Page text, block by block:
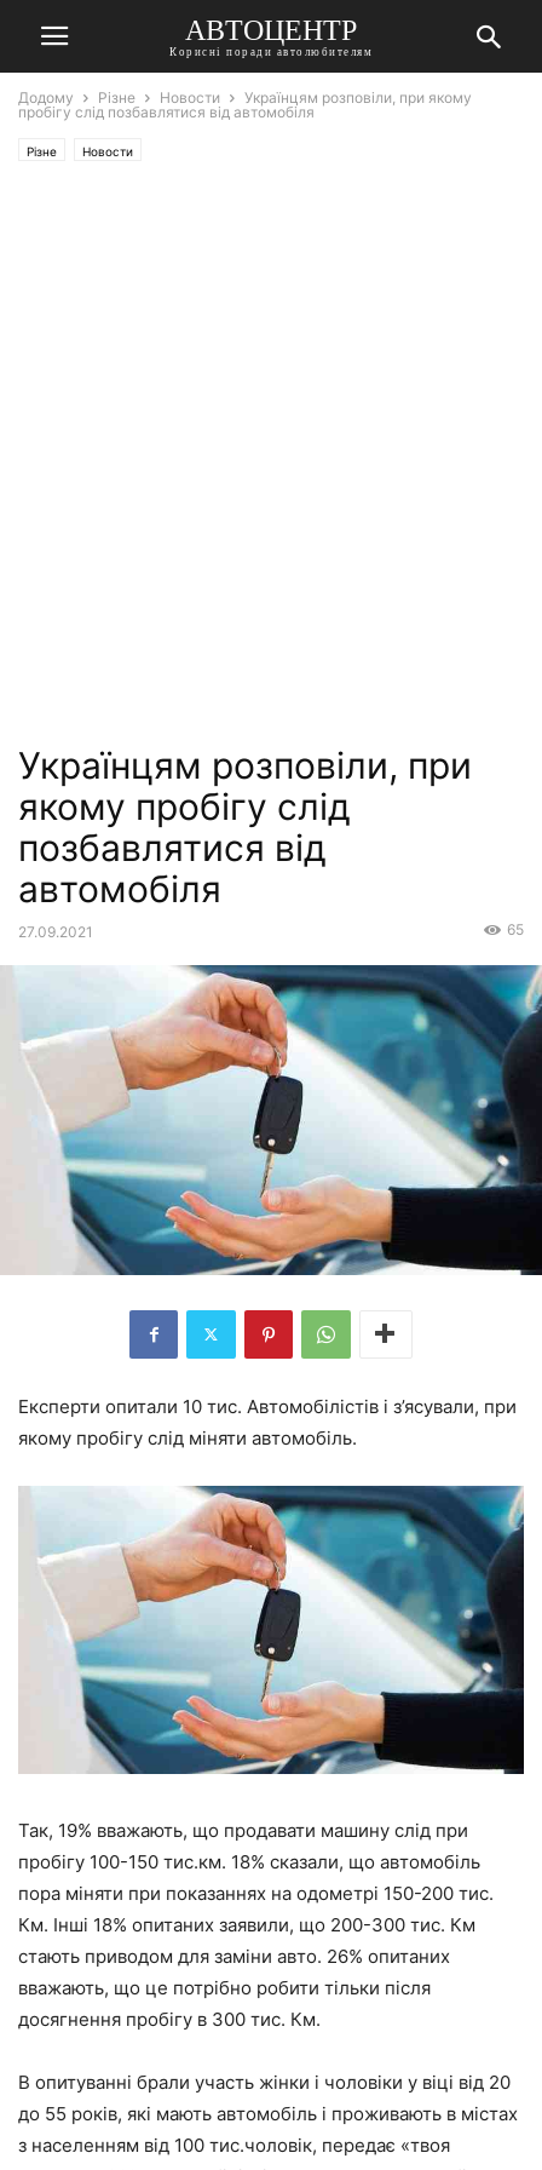
АВТОЦЕНТР
Корисні поради автолюбителям
Додому Різне Новости
Українцям розповіли, при якому
пробігу слід позбавлятися від автомобіля
Різне Новости
Українцям розповіли, при
якому пробігу слід
позбавлятися від
автомобіля
27.09.2021 65
Експерти опитали 10 тис. Автомобілістів і з’ясували, при
якому пробігу слід міняти автомобіль.
Так, 19% вважають, що продавати машину слід при
пробігу 100-150 тис.км. 18% сказали, що автомобіль
пора міняти при показаннях на одометрі 150-200 тис.
Км. Інші 18% опитаних заявили, що 200-300 тис. Км
стають приводом для заміни авто. 26% опитаних
вважають, що це потрібно робити тільки після
досягнення пробігу в 300 тис. Км.
В опитуванні брали участь жінки і чоловіки у віці від 20
до 55 років, які мають автомобіль і проживають в містах
з населенням від 100 тис.чоловік, передає «твоя